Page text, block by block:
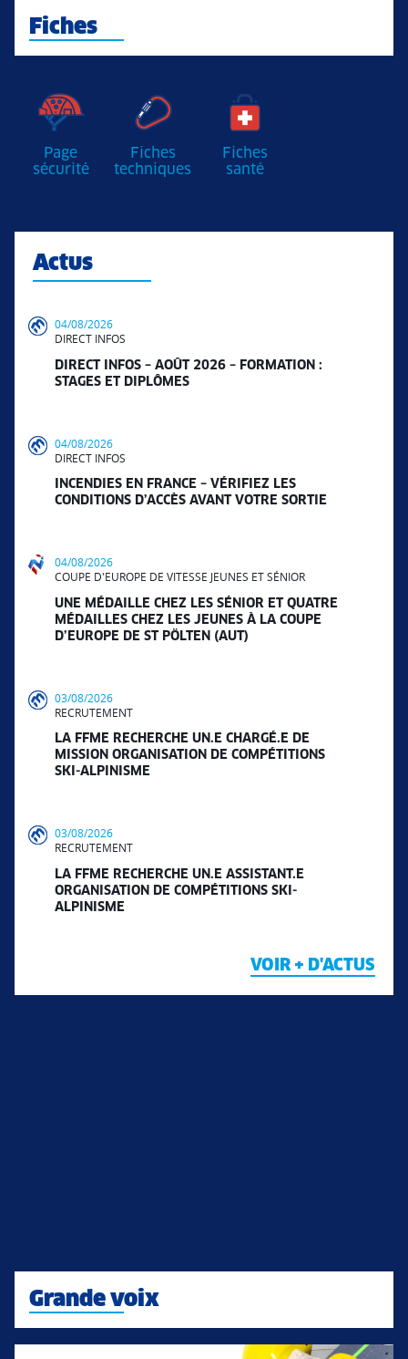
Fiches
Page
sécurité
Fiches
techniques
Fiches
santé
Actus
04/08/2026
DIRECT INFOS
DIRECT INFOS – AOÛT 2026 – FORMATION :
STAGES ET DIPLÔMES
04/08/2026
DIRECT INFOS
INCENDIES EN FRANCE – VÉRIFIEZ LES
CONDITIONS D’ACCÈS AVANT VOTRE SORTIE
04/08/2026
COUPE D'EUROPE DE VITESSE JEUNES ET SÉNIOR
UNE MÉDAILLE CHEZ LES SÉNIOR ET QUATRE
MÉDAILLES CHEZ LES JEUNES À LA COUPE
D’EUROPE DE ST PÖLTEN (AUT)
03/08/2026
RECRUTEMENT
LA FFME RECHERCHE UN.E CHARGÉ.E DE
MISSION ORGANISATION DE COMPÉTITIONS
SKI-ALPINISME
03/08/2026
RECRUTEMENT
LA FFME RECHERCHE UN.E ASSISTANT.E
ORGANISATION DE COMPÉTITIONS SKI-
ALPINISME
VOIR + D'ACTUS
Grande voix